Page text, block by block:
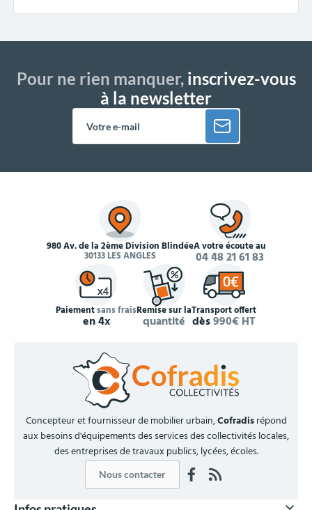
Pour ne rien manquer,inscrivez-vous
à la newsletter
980 Av. de la 2ème Division Blindée
30133 LES ANGLES
À votre écoute au
04 48 21 61 83
Paiementsans frais
en 4x
Remise sur la
quantité
Transport offert
dès990€ HT
Concepteur et fournisseur de mobilier urbain,Cofradisrépond
aux besoins d'équipements des services des collectivités locales,
des entreprises de travaux publics, lycées, écoles.
Nous contacter